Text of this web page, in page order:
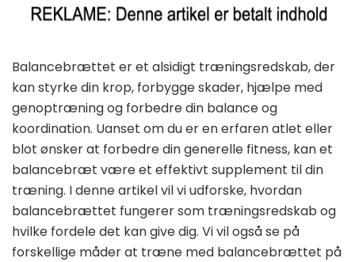
Balancebrættet er et alsidigt træningsredskab, der
kan styrke din krop, forbygge skader, hjælpe med
genoptræning og forbedre din balance og
koordination. Uanset om du er en erfaren atlet eller
blot ønsker at forbedre din generelle fitness, kan et
balancebræt være et effektivt supplement til din
træning. I denne artikel vil vi udforske, hvordan
balancebrættet fungerer som træningsredskab og
hvilke fordele det kan give dig. Vi vil også se på
forskellige måder at træne med balancebrættet på